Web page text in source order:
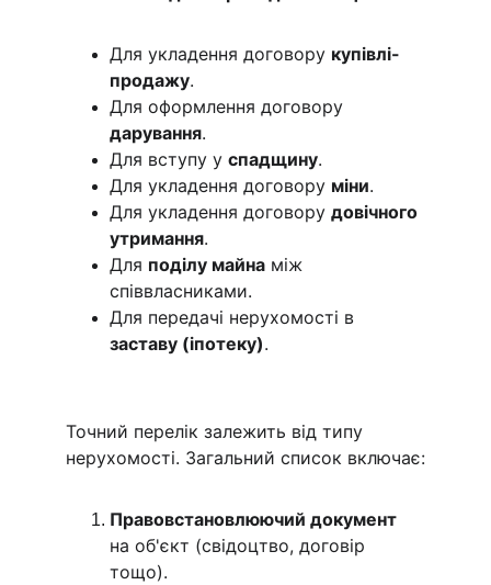
Для укладення договору купівлі-
продажу.
Для оформлення договору
дарування.
Для вступу у спадщину.
Для укладення договору міни.
Для укладення договору довічного
утримання.
Для поділу майна між
співвласниками.
Для передачі нерухомості в
заставу (іпотеку).
Точний перелік залежить від типу
нерухомості. Загальний список включає:
Правовстановлюючий документ
на об'єкт (свідоцтво, договір
тощо).